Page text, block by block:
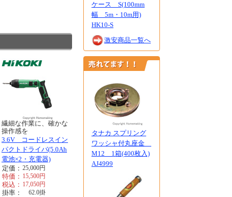
繊細な作業に、確かな
操作感を
3.6V コードレスイン
パクトドライバ(5.0Ah
電池×2・充電器)
定価： 25,000円
特価： 15,500円
税込： 17,050円
掛率： 62.0掛
ケース S(100mm
幅 5m・10m用)
HK10-S
激安商品一覧へ
タナカ スプリング
ワッシャ付丸座金
M12 1箱(400枚入)
AJ4999